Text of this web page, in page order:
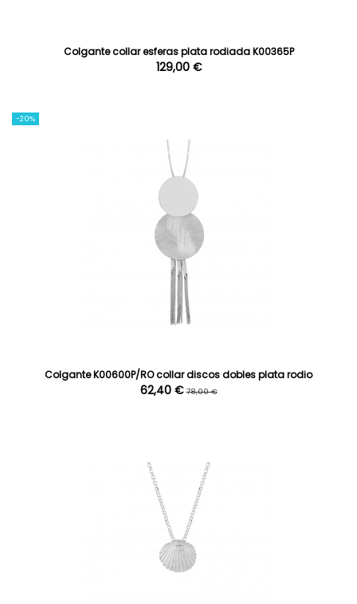
Colgante collar esferas plata rodiada K00365P
129,00 €
-20%
Colgante K00600P/RO collar discos dobles plata rodio
62,40 €78,00 €